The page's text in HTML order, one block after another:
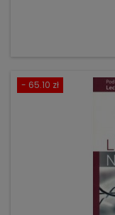
- 65.10 zł